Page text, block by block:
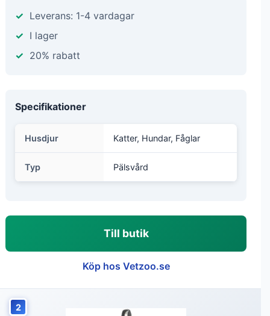
Leverans: 1-4 vardagar
I lager
20% rabatt
Specifikationer
Husdjur Katter, Hundar, Fåglar
Typ Pälsvård
Till butik
Köp hos Vetzoo.se
2